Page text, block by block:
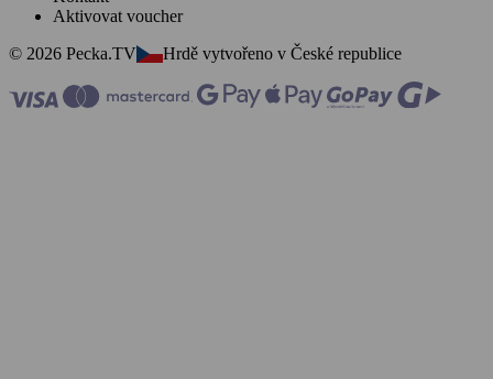
Aktivovat voucher
© 2026 Pecka.TV
Hrdě vytvořeno v České republice